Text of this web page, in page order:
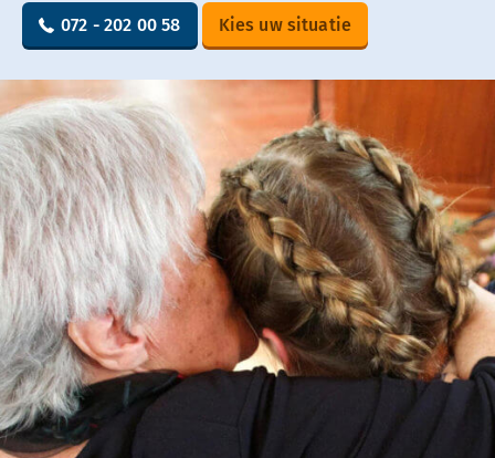
072 - 202 00 58 Kies uw situatie